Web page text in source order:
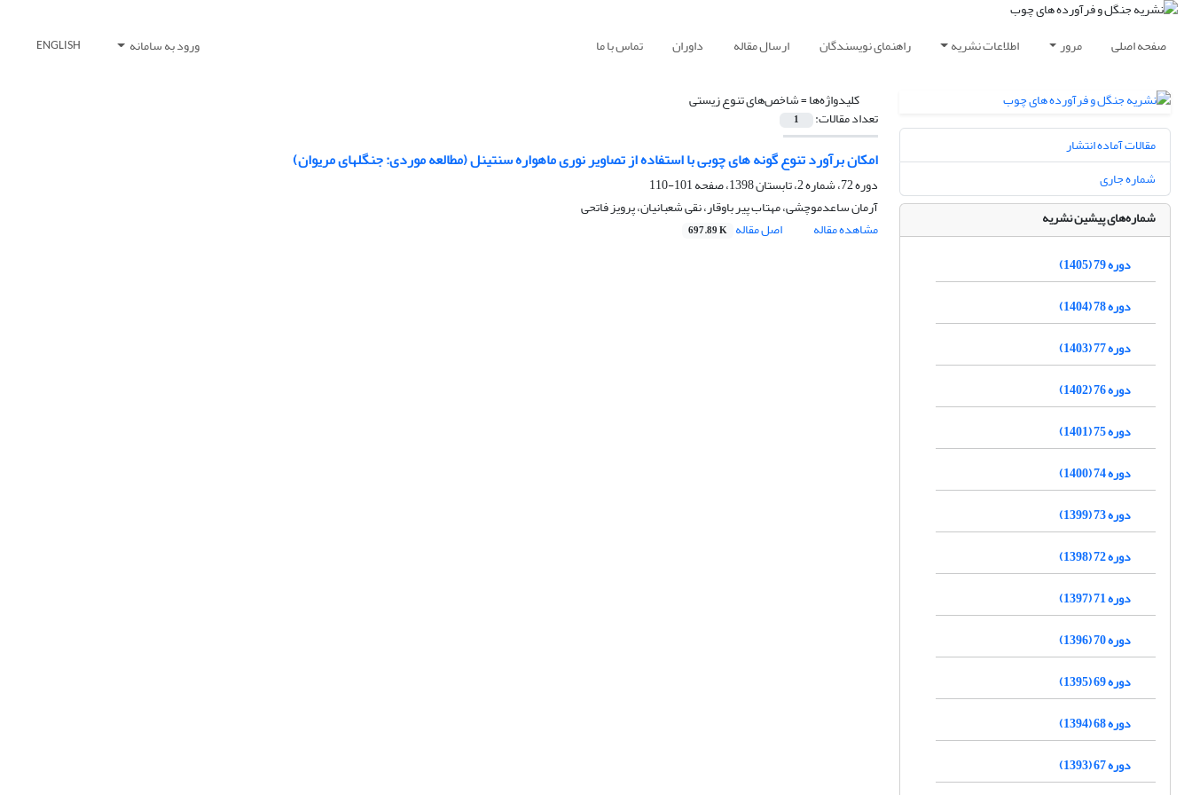
صفحه اصلی مرور اطلاعات نشریه راهنمای نویسندگان ارسال مقاله داوران تماس با ما ورود به سامانه ENGLISH
کلیدواژه‌ها =شاخص‌های تنوع زیستی
تعداد مقالات: 1
امکان برآورد تنوع گونه های چوبی با استفاده از تصاویر نوری ماهواره سنتینل (مطالعه موردی: جنگلهای مریوان)
دوره 72، شماره 2، تابستان 1398، صفحه
101-110
آرمان ساعدموچشی، مهتاب پیر باوقار، نقی شعبانیان، پرویز فاتحی
مشاهده مقاله
اصل مقاله 697.89 K
مقالات آماده انتشار
شماره جاری
شماره‌های پیشین نشریه
دوره 79 (1405)
دوره 78 (1404)
دوره 77 (1403)
دوره 76 (1402)
دوره 75 (1401)
دوره 74 (1400)
دوره 73 (1399)
دوره 72 (1398)
دوره 71 (1397)
دوره 70 (1396)
دوره 69 (1395)
دوره 68 (1394)
دوره 67 (1393)